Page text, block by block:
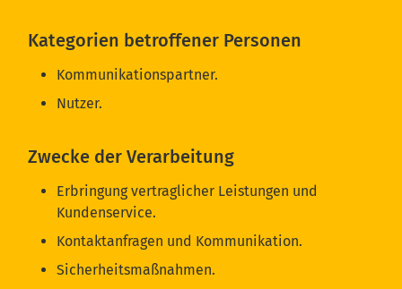
Kategorien betroffener Personen
Kommunikationspartner.
Nutzer.
Zwecke der Verarbeitung
Erbringung vertraglicher Leistungen und
Kundenservice.
Kontaktanfragen und Kommunikation.
Sicherheitsmaßnahmen.